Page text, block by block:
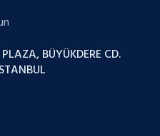
BÜYÜKDERE CD.